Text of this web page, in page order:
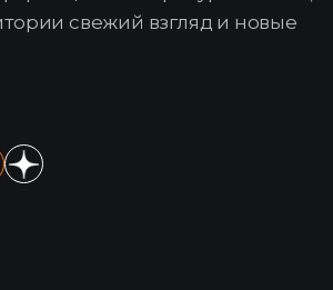
свежий взгляд и новые